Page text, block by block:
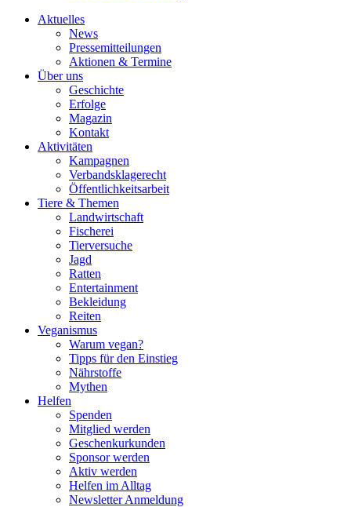
Aktuelles
News
Pressemitteilungen
Aktionen & Termine
Über uns
Geschichte
Erfolge
Magazin
Kontakt
Aktivitäten
Kampagnen
Verbandsklagerecht
Öffentlichkeitsarbeit
Tiere & Themen
Landwirtschaft
Fischerei
Tierversuche
Jagd
Ratten
Entertainment
Bekleidung
Reiten
Veganismus
Warum vegan?
Tipps für den Einstieg
Nährstoffe
Mythen
Helfen
Spenden
Mitglied werden
Geschenkurkunden
Sponsor werden
Aktiv werden
Helfen im Alltag
Newsletter Anmeldung